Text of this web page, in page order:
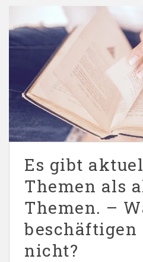
Es gibt
Themen als
Themen. –
beschäftigen
nicht?